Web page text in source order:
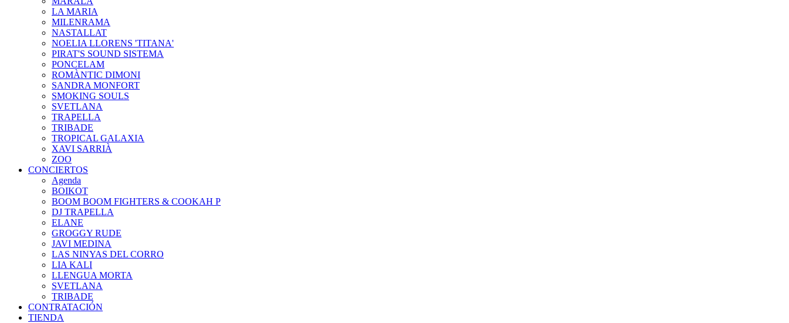
LA MARIA
MILENRAMA
NASTALLAT
NOELIA LLORENS 'TITANA'
PIRAT'S SOUND SISTEMA
PONCELAM
ROMÀNTIC DIMONI
SANDRA MONFORT
SMOKING SOULS
SVETLANA
TRAPELLA
TRIBADE
TROPICAL GALAXIA
XAVI SARRIÀ
ZOO
CONCIERTOS
Agenda
BOIKOT
BOOM BOOM FIGHTERS & COOKAH P
DJ TRAPELLA
ELANE
GROGGY RUDE
JAVI MEDINA
LAS NINYAS DEL CORRO
LIA KALI
LLENGUA MORTA
SVETLANA
TRIBADE
CONTRATACIÓN
TIENDA